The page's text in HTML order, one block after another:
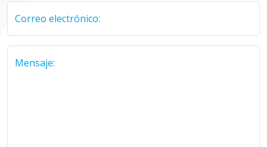
Correo electrónico:
Mensaje: